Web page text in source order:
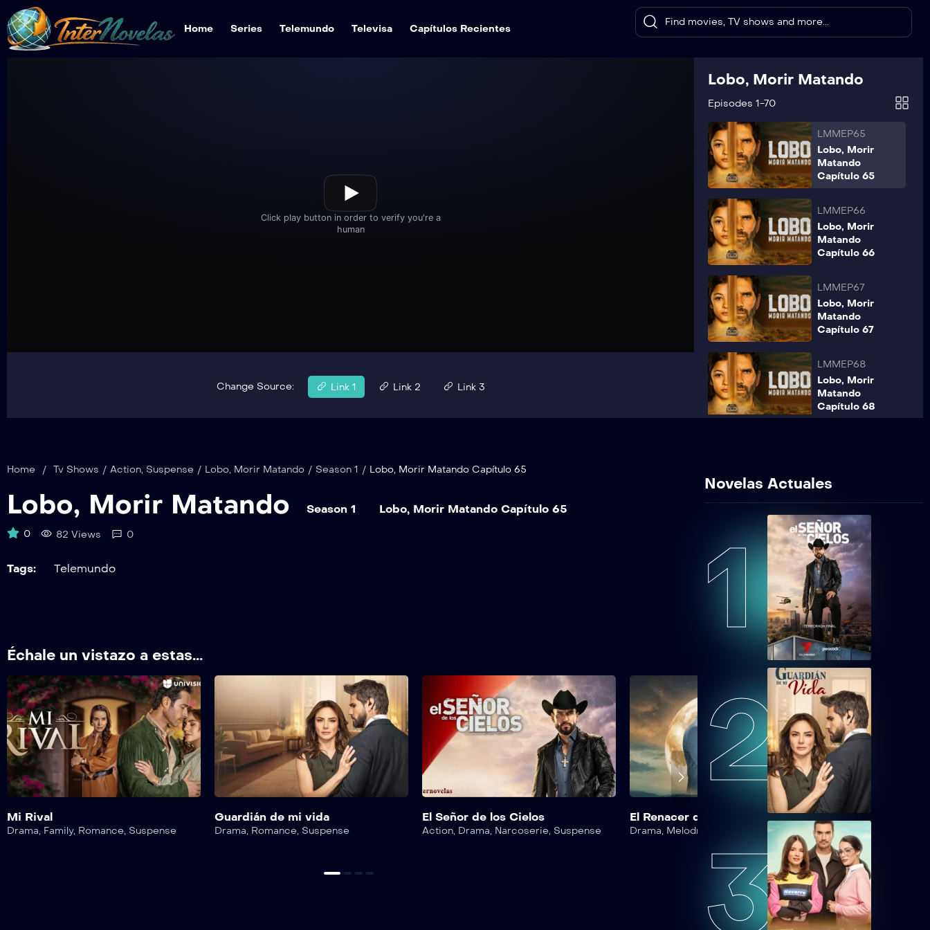
Home Series Telemundo Televisa Capítulos Recientes
Change Source: Link 1 Link 2 Link 3
Lobo, Morir Matando
Episodes 1-70
Matando
Capítulo 63
LMMEP64
Lobo, Morir
Matando
LMMEP65
Lobo, Morir
Matando
Capítulo 65
LMMEP66
Lobo, Morir
Matando
Capítulo 66
LMMEP67
Lobo, Morir
Matando
Capítulo 67
LMMEP68
Lobo, Morir
Matando
Capítulo 68
Capítulo 69
LMMEP70
Lobo, Morir
Matando
Capítulo 70
Home / Tv Shows / Action, Suspense / Lobo, Morir Matando / Season 1 / Lobo, Morir Matando Capítulo 65
Lobo, Morir Matando Season 1 Lobo, Morir Matando Capítulo 65
0 82 Views 0
Tags: Telemundo
Échale un vistazo a estas...
Mi Rival
Drama, Family, Romance, Suspense
Guardián de mi vida
Drama, Romance, Suspense
El Señor de los Cielos
Action, Drama, Narcoserie, Suspense
El Renacer de Luna
Drama, Melodrama Romance, Suspense
Dinastía Casillas
Action
Novelas Actuales
1
2
3